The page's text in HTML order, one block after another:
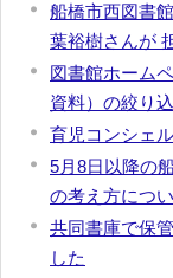
船橋市西図書
葉裕樹さんが
図書館ホーム
資料）の絞り
育児コンシェ
5月8日以降の
の考え方につ
共同書庫で保
した